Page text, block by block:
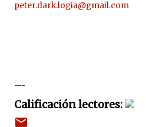
peter.dark.logia@gmail.com
---
Calificación lectores: